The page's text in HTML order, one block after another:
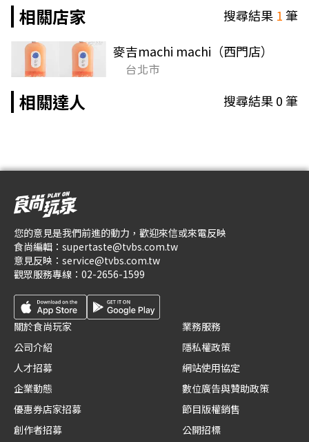
相關店家 搜尋結果 1筆
麥吉machi machi（西門店）
台北市
相關達人 搜尋結果0筆
您的意見是我們前進的動力，歡迎來信或來電反映
食尚編輯： supertaste@tvbs.com.tw
意見反映： service@tvbs.com.tw
觀眾服務專線： 02-2656-1599
關於食尚玩家
公司介紹
人才招募
企業動態
優惠券店家招募
創作者招募
業務服務
隱私權政策
網站使用協定
數位廣告與贊助政策
節目版權銷售
公開招標